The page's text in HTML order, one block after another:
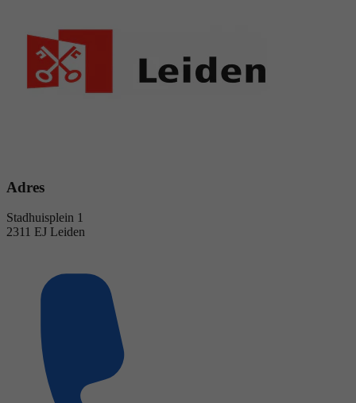
Adres
Stadhuisplein 1
2311 EJ Leiden